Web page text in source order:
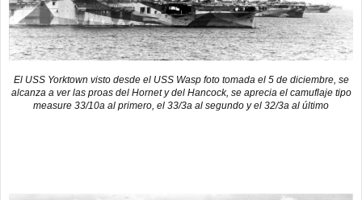
El USS Yorktown visto desde el USS Wasp foto tomada el 5 de diciembre, se
alcanza a ver las proas del Hornet y del Hancock, se aprecia el camuflaje tipo
measure 33/10a al primero, el 33/3a al segundo y el 32/3a al último